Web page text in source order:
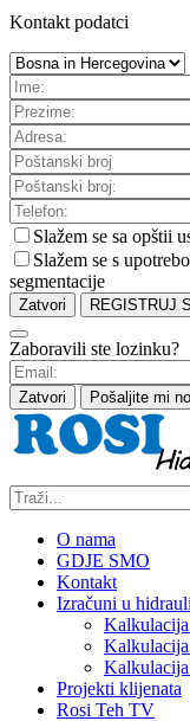
Kontakt podatci
Slažem se sa opštii
Slažem se s
segmentacije
Zatvori REGISTRUJ
Zaboravili ste lozinku?
Zatvori Pošaljite mi
O nama
GDJE SMO
Kontakt
Izračuni u
Projekti klijenata
Rosi Teh TV